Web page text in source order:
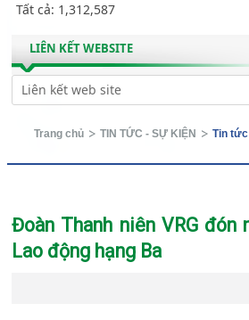
Tất cả: 1,312,587
LIÊN KẾT WEBSITE
Trang chủ TIN TỨC - SỰ KIỆN Tin tức
Đoàn Thanh niên VRG đón
Lao động hạng Ba